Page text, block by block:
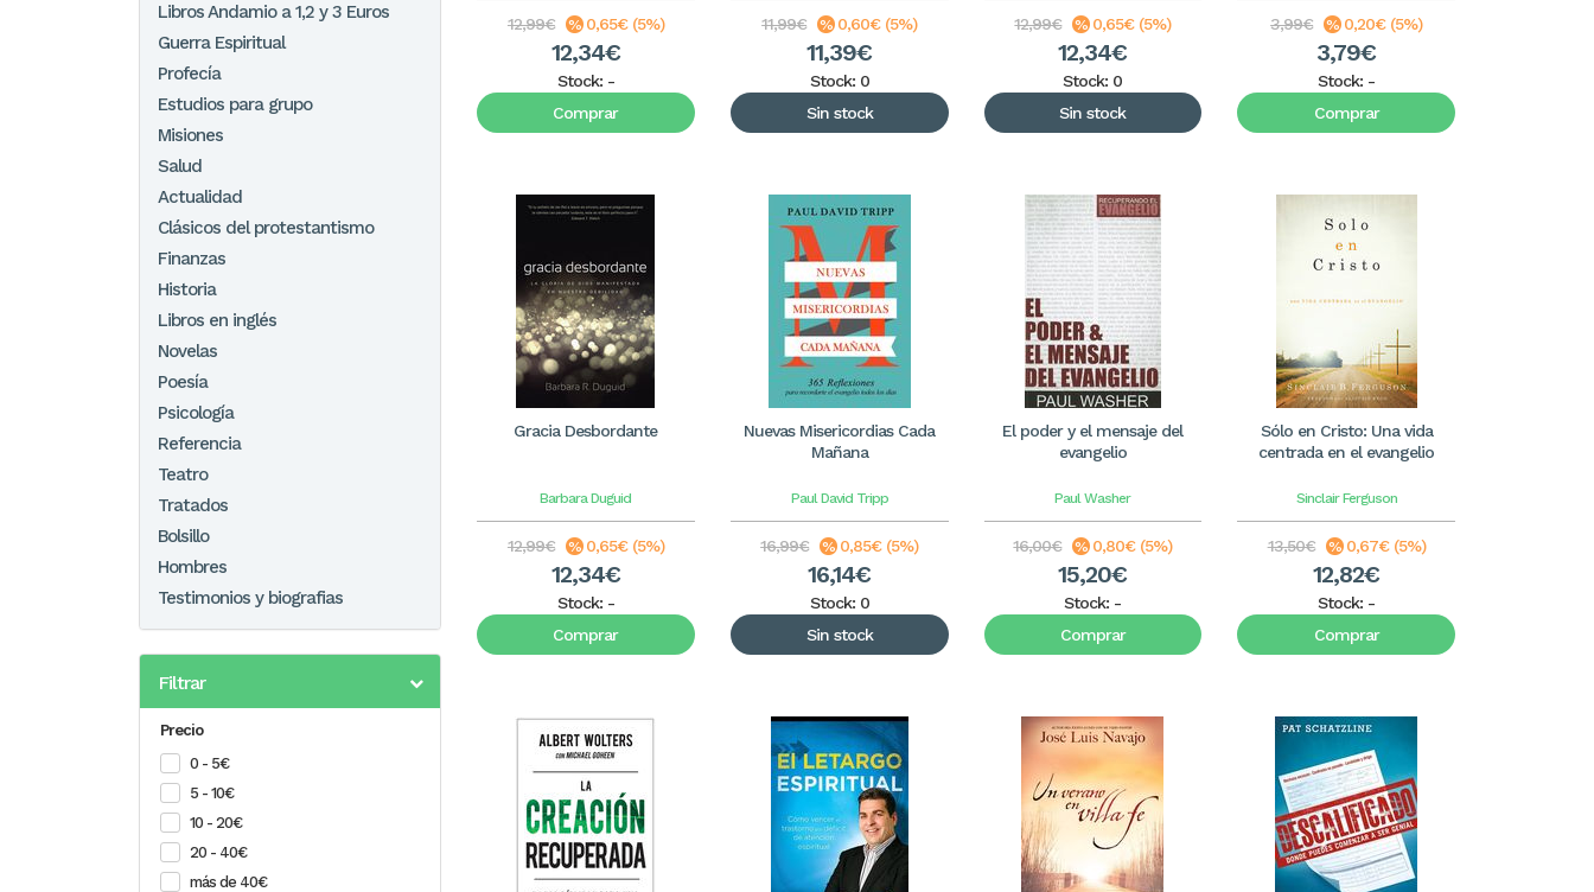
Libros Andamio a 1,2 y 3 Euros
Guerra Espiritual
Profecía
Estudios para grupo
Misiones
Salud
Actualidad
Clásicos del protestantismo
Finanzas
Historia
Libros en inglés
Novelas
Poesía
Psicología
Referencia
Teatro
Tratados
Bolsillo
Hombres
Testimonios y biografias
Filtrar
Precio
0 - 5€
5 - 10€
10 - 20€
20 - 40€
más de 40€
12,99€ 0,65€ (5%)
12,34€
Stock: -
Comprar
11,99€ 0,60€ (5%)
11,39€
Stock: 0
Sin stock
12,99€ 0,65€ (5%)
12,34€
Stock: 0
Sin stock
3,99€ 0,20€ (5%)
3,79€
Stock: -
Comprar
Gracia Desbordante
Barbara Duguid
12,99€ 0,65€ (5%)
12,34€
Stock: -
Comprar
Nuevas Misericordias Cada
Mañana
Paul David Tripp
16,99€ 0,85€ (5%)
16,14€
Stock: 0
Sin stock
El poder y el mensaje del
evangelio
Paul Washer
16,00€ 0,80€ (5%)
15,20€
Stock: -
Comprar
Sólo en Cristo: Una vida
centrada en el evangelio
Sinclair Ferguson
13,50€ 0,67€ (5%)
12,82€
Stock: -
Comprar